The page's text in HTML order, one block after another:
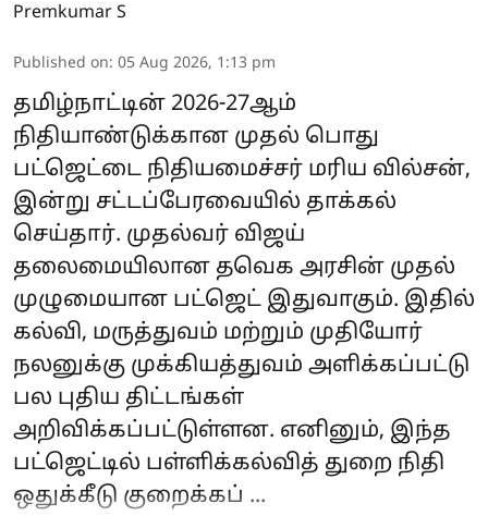
Premkumar S
Published on: 05 Aug 2026, 1:13 pm
தமிழ்நாட்டின் 2026-27ஆம்
நிதியாண்டுக்கான முதல் பொது
பட்ஜெட்டை நிதியமைச்சர் மரிய வில்சன்,
இன்று சட்டப்பேரவையில் தாக்கல்
செய்தார். முதல்வர் விஜய்
தலைமையிலான தவெக அரசின் முதல்
முழுமையான பட்ஜெட் இதுவாகும். இதில்
கல்வி, மருத்துவம் மற்றும் முதியோர்
நலனுக்கு முக்கியத்துவம் அளிக்கப்பட்டு
பல புதிய திட்டங்கள்
அறிவிக்கப்பட்டுள்ளன. எனினும், இந்த
பட்ஜெட்டில் பள்ளிக்கல்வித் துறை நிதி
ஒதுக்கீடு குறைக்கப் ...